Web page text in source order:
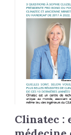
Clinatec :